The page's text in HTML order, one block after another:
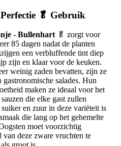
🥬 Gebruik
- Bullenhart 🥬 zorgt voor
85 dagen nadat de planten
een verbluffende tint diep
zijn en klaar voor de keuken.
weinig zaden bevatten, zijn ze
salades. Hun
maken ze ideaal voor het
die elke gast zullen
en zuur in deze variëteit is
die lang op het gehemelte
moet voorzichtig
van deze zware vruchten te